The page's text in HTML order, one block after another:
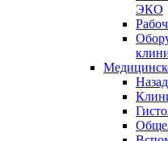
ЭКО
Назад